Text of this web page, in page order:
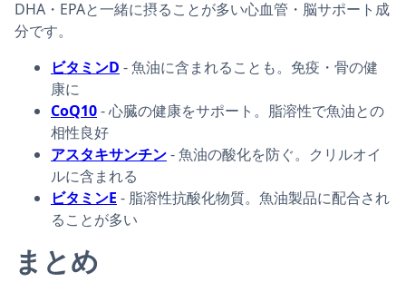
DHA・EPAと一緒に摂ることが多い心血管・脳サポート成
分です。
ビタミンD - 魚油に含まれることも。免疫・骨の健
康に
CoQ10- 心臓の健康をサポート。脂溶性で魚油との
相性良好
アスタキサンチン- 魚油の酸化を防ぐ。クリルオイ
ルに含まれる
ビタミンE - 脂溶性抗酸化物質。魚油製品に配合され
ることが多い
まとめ